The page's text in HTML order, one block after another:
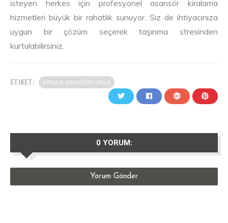
isteyen herkes için profesyonel asansör kiralama
hizmetleri büyük bir rahatlık sunuyor. Siz de ihtiyacınıza
uygun bir çözüm seçerek taşınma stresinden
kurtulabilirsiniz.
ETIKET: KIRALIK ASANSÖR URLA
0 YORUM:
Yorum Gönder